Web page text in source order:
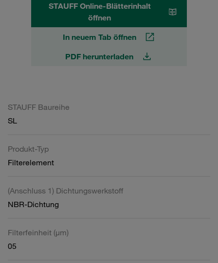
STAUFF Online-Blätterinhalt
öffnen
In neuem Tab öffnen
PDF herunterladen
STAUFF Baureihe
SL
Produkt-Typ
Filterelement
(Anschluss 1) Dichtungswerkstoff
NBR-Dichtung
Filterfeinheit (µm)
05